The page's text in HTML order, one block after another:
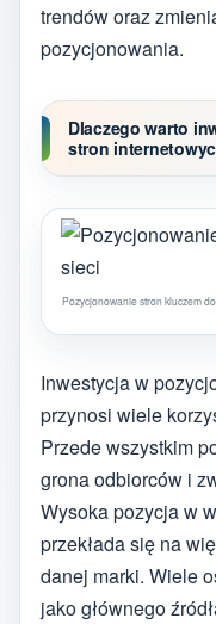
trendów oraz
pozycjonowania.
Dlaczego warto
stron
Pozycjonowanie stron kluczem
Inwestycja w
przynosi wiele
Przede wszystkim
grona odbiorców i
Wysoka pozycja w
przekłada się na
danej marki. Wiele
jako głównego